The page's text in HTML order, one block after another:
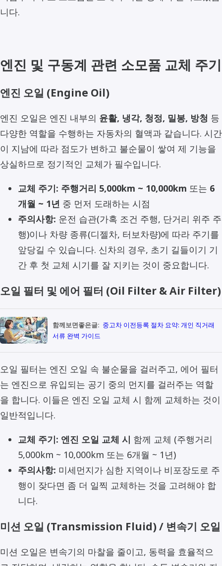
니다.
엔진 및 구동계 관련 소모품 교체 주기
엔진 오일 (Engine Oil)
엔진 오일은 엔진 내부의 윤활, 냉각, 청정, 밀봉, 방청 등
다양한 역할을 수행하는 자동차의 혈액과 같습니다. 시간
이 지남에 따라 점도가 변하고 불순물이 쌓여 제 기능을
상실하므로 정기적인 교체가 필수입니다.
교체 주기: 주행거리 5,000km ~ 10,000km 또는 6
개월 ~ 1년 중 먼저 도래하는 시점
주의사항: 운전 습관(가혹 조건 주행, 단거리 위주 주
행)이나 차량 종류(디젤차, 터보차량)에 따라 주기를
앞당길 수 있습니다. 신차의 경우, 초기 길들이기 기
간 후 첫 교체 시기를 잘 지키는 것이 중요합니다.
오일 필터 및 에어 필터 (Oil Filter & Air Filter)
함께보면좋은글: 중고차 이전등록 절차 요약: 개인 직거래
서류 완벽 가이드
오일 필터는 엔진 오일 속 불순물을 걸러주고, 에어 필터
는 엔진으로 유입되는 공기 중의 먼지를 걸러주는 역할
을 합니다. 이들은 엔진 오일 교체 시 함께 교체하는 것이
일반적입니다.
교체 주기: 엔진 오일 교체 시 함께 교체 (주행거리
5,000km ~ 10,000km 또는 6개월 ~ 1년)
주의사항: 미세먼지가 심한 지역이나 비포장도로 주
행이 잦다면 좀 더 일찍 교체하는 것을 고려해야 합
니다.
미션 오일 (Transmission Fluid) / 변속기 오일
미션 오일은 변속기의 마찰을 줄이고, 동력을 효율적으